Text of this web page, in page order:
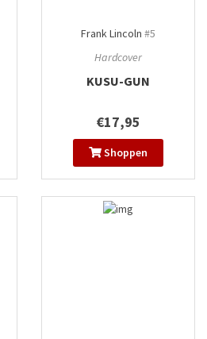
Frank Lincoln #5
Hardcover
KUSU-GUN
€17,95
Shoppen